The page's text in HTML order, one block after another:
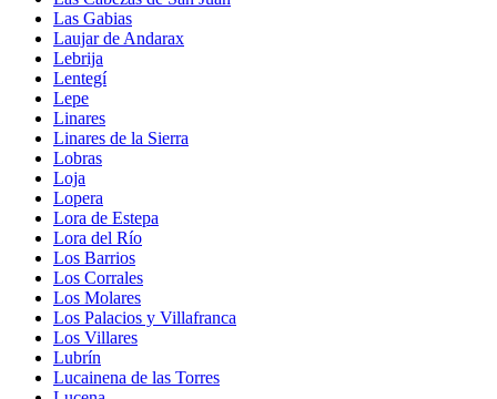
Las Gabias
Laujar de Andarax
Lebrija
Lentegí
Lepe
Linares
Linares de la Sierra
Lobras
Loja
Lopera
Lora de Estepa
Lora del Río
Los Barrios
Los Corrales
Los Molares
Los Palacios y Villafranca
Los Villares
Lubrín
Lucainena de las Torres